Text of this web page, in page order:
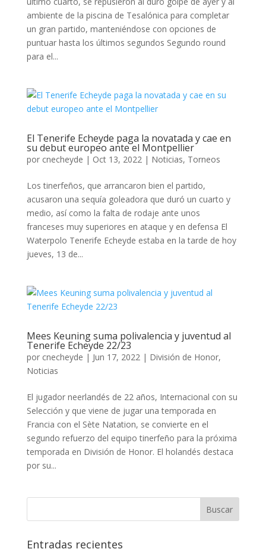
ambiente de la piscina de Tesalónica para completar
un gran partido, manteniéndose con opciones de
puntuar hasta los últimos segundos Segundo round
para el...
El Tenerife Echeyde paga la novatada y cae en
su debut europeo ante el Montpellier
por cnecheyde | Oct 13, 2022| Noticias, Torneos
Los tinerfeños, que arrancaron bien el partido,
acusaron una sequía goleadora que duró un cuarto y
medio, así como la falta de rodaje ante unos
franceses muy superiores en ataque y en defensa El
Waterpolo Tenerife Echeyde estaba en la tarde de hoy
jueves, 13 de...
Mees Keuning suma polivalencia y juventud al
Tenerife Echeyde 22/23
por cnecheyde | Jun 17, 2022| División de Honor,
Noticias
El jugador neerlandés de 22 años, Internacional con su
Selección y que viene de jugar una temporada en
Francia con el Sète Natation, se convierte en el
segundo refuerzo del equipo tinerfeño para la próxima
temporada en División de Honor. El holandés destaca
por su...
Entradas recientes